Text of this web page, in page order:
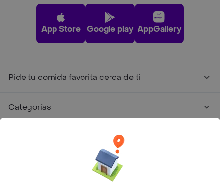
App Store Google play AppGallery
Pide tu comida favorita cerca de ti
Categorías